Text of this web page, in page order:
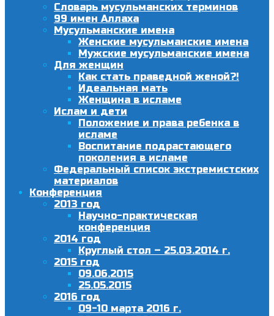
Словарь мусульманских терминов
99 имен Аллаха
Мусульманские имена
Женские мусульманские имена
Мужские мусульманские имена
Для женщин
Как стать праведной женой?!
Идеальная мать
Женщина в исламе
Ислам и дети
Положение и права ребенка в
исламе
Воспитание подрастающего
поколения в исламе
Федеральный список экстремистских
материалов
Конференция
2013 год
Научно-практическая
конференция
2014 год
Круглый стол – 25.03.2014 г.
2015 год
09.06.2015
25.05.2015
2016 год
09-10 марта 2016 г.